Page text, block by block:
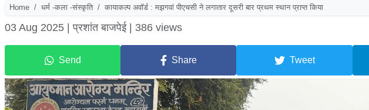
Home धर्म -कला -संस्कृति कायाकल्प अवॉर्ड : मझगवां पीएचसी ने लगातार दूसरी बार प्रथम स्थान प्राप्त किया
03 Aug 2025 |प्रशांत बाजपेई | 386 views
Send Share Tweet